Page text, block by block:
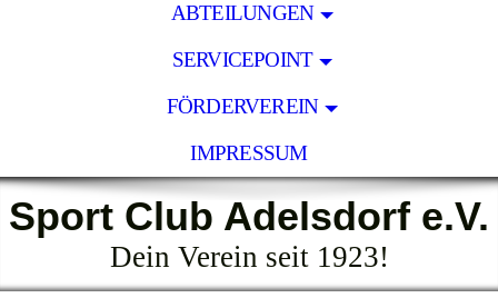
ABTEILUNGEN
SERVICEPOINT
FÖRDERVEREIN
IMPRESSUM
Sport Club Adelsdorf e.V.
Dein Verein seit 1923!